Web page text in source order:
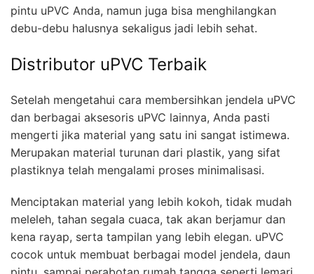
pintu uPVC Anda, namun juga bisa menghilangkan
debu-debu halusnya sekaligus jadi lebih sehat.
Distributor uPVC Terbaik
Setelah mengetahui cara membersihkan jendela uPVC
dan berbagai aksesoris uPVC lainnya, Anda pasti
mengerti jika material yang satu ini sangat istimewa.
Merupakan material turunan dari plastik, yang sifat
plastiknya telah mengalami proses minimalisasi.
Menciptakan material yang lebih kokoh, tidak mudah
meleleh, tahan segala cuaca, tak akan berjamur dan
kena rayap, serta tampilan yang lebih elegan. uPVC
cocok untuk membuat berbagai model jendela, daun